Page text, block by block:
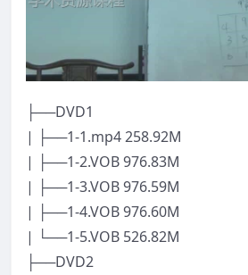
├──DVD1
| ├──1-1.mp4 258.92M
| ├──1-2.VOB 976.83M
| ├──1-3.VOB 976.59M
| ├──1-4.VOB 976.60M
| └──1-5.VOB 526.82M
├──DVD2